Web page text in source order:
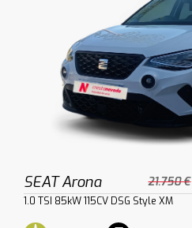
SEAT Arona 21.750 €
1.0 TSI 85kW 115CV DSG Style XM